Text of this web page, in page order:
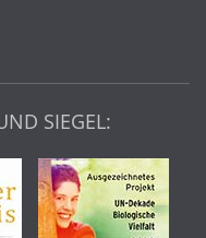
SIEGEL: